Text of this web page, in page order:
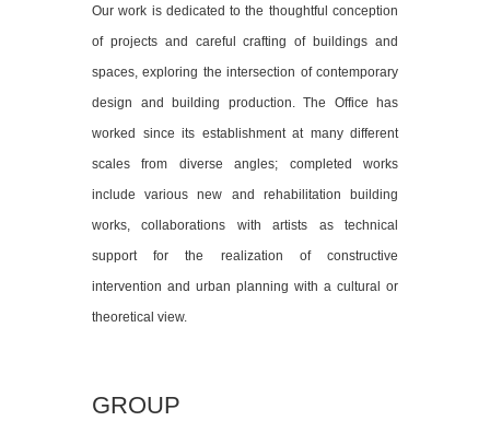
Our work is dedicated to the thoughtful conception
of projects and careful crafting of buildings and
spaces, exploring the intersection of contemporary
design and building production. The Office has
worked since its establishment at many different
scales from diverse angles; completed works
include various new and rehabilitation building
works, collaborations with artists as technical
support for the realization of constructive
intervention and urban planning with a cultural or
theoretical view.
GROUP